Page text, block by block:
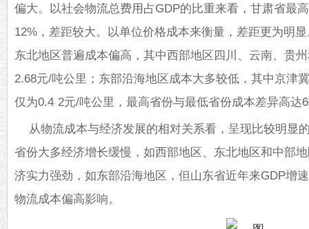
偏大。以社会物流总费用占GDP的比重来看，甘肃省最
12%，差距较大。以单位价格成本来衡量，差距更为明
东北地区普遍成本偏高，其中西部地区四川、云南、贵
2.68元/吨公里；东部沿海地区成本大多较低，其中京津
仅为0.4 2元/吨公里，最高省份与最低省份成本差异高达
从物流成本与经济发展的相对关系看，呈现比较明显
省份大多经济增长缓慢，如西部地区、东北地区和中部
济实力强劲，如东部沿海地区，但山东省近年来GDP增
物流成本偏高影响。